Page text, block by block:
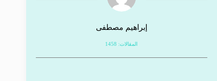
إبراهيم مصطفى
المقالات: 1458